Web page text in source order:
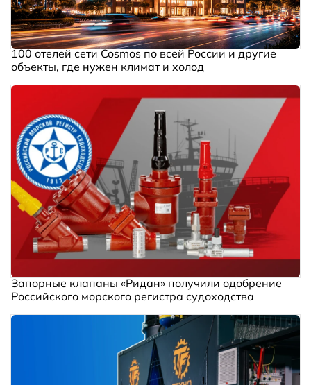
100 отелей сети Cosmos по всей России и другие
объекты, где нужен климат и холод
Запорные клапаны «Ридан» получили одобрение
Российского морского регистра судоходства